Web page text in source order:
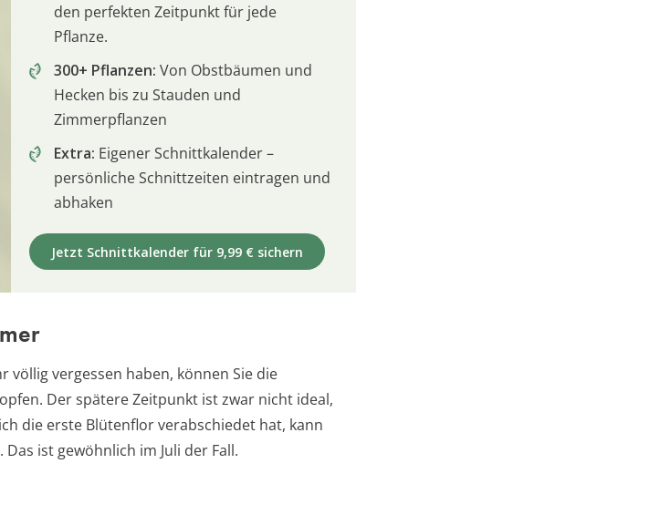
den perfekten Zeitpunkt für jede
Pflanze.
300+ Pflanzen: Von Obstbäumen und
Hecken bis zu Stauden und
Zimmerpflanzen
Extra: Eigener Schnittkalender –
persönliche Schnittzeiten eintragen und
abhaken
Jetzt Schnittkalender für 9,99 € sichern
völlig vergessen haben, können Sie die
Der spätere Zeitpunkt ist zwar nicht ideal,
die erste Blütenflor verabschiedet hat, kann
ist gewöhnlich im Juli der Fall.